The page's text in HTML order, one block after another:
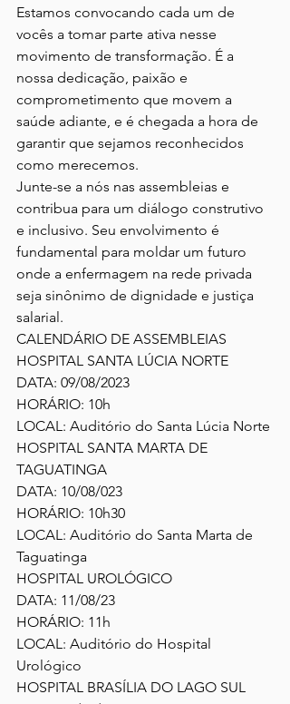
Estamos convocando cada um de
vocês a tomar parte ativa nesse
movimento de transformação. É a
nossa dedicação, paixão e
comprometimento que movem a
saúde adiante, e é chegada a hora de
garantir que sejamos reconhecidos
como merecemos.
Junte-se a nós nas assembleias e
contribua para um diálogo construtivo
e inclusivo. Seu envolvimento é
fundamental para moldar um futuro
onde a enfermagem na rede privada
seja sinônimo de dignidade e justiça
salarial.
CALENDÁRIO DE ASSEMBLEIAS
HOSPITAL SANTA LÚCIA NORTE
DATA: 09/08/2023
HORÁRIO: 10h
LOCAL: Auditório do Santa Lúcia Norte
HOSPITAL SANTA MARTA DE
TAGUATINGA
DATA: 10/08/023
HORÁRIO: 10h30
LOCAL: Auditório do Santa Marta de
Taguatinga
HOSPITAL UROLÓGICO
DATA: 11/08/23
HORÁRIO: 11h
LOCAL: Auditório do Hospital
Urológico
HOSPITAL BRASÍLIA DO LAGO SUL